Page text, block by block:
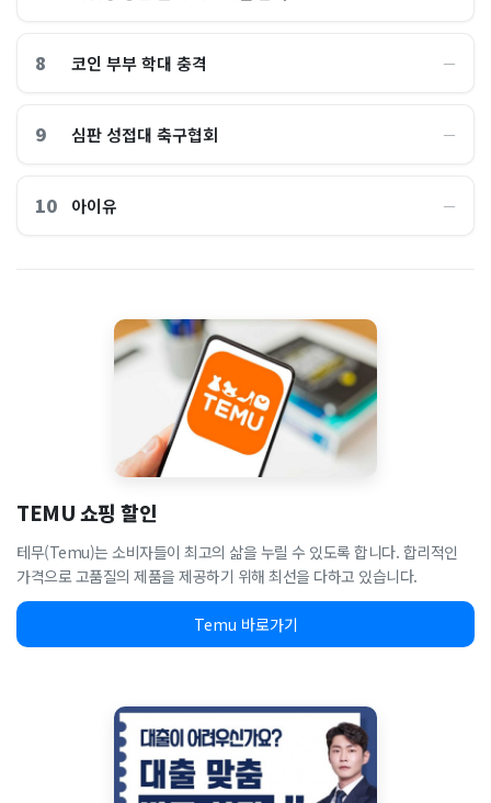
8 코인 부부 학대 충격 ―
9 심판 성접대 축구협회 ―
10 아이유 ―
TEMU 쇼핑 할인
테무(Temu)는 소비자들이 최고의 삶을 누릴 수 있도록 합니다. 합리적인
가격으로 고품질의 제품을 제공하기 위해 최선을 다하고 있습니다.
Temu 바로가기